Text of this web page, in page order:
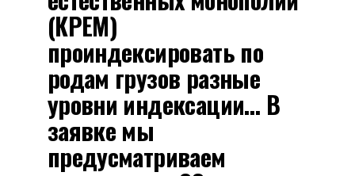
(КРЕМ)
проиндексировать по
родам грузов разные
уровни индексации… В
заявке мы
предусматриваем